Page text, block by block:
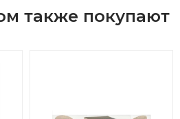
также покупают